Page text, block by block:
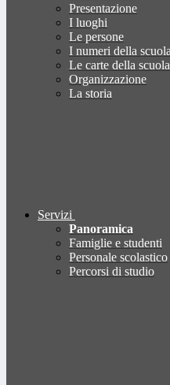
Presentazione
I luoghi
Le persone
I numeri della scuola
Le carte della scuola
Organizzazione
La storia
Servizi
Panoramica
Famiglie e studenti
Personale scolastico
Percorsi di studio